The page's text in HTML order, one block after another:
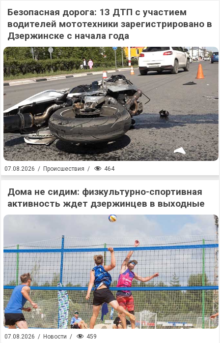
Безопасная дорога: 13 ДТП с участием
водителей мототехники зарегистрировано в
Дзержинске с начала года
07.08.2026 / Происшествия / 464
Дома не сидим: физкультурно-спортивная
активность ждет дзержинцев в выходные
07.08.2026 / Новости / 459